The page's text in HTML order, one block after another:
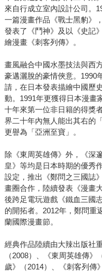
來自行成立室內設計公司。
一篇漫畫作品《戰士黑豹》
發表了《鬥神》及以《史記
繪漫畫《刺客列傳》。
畫風融合中國水墨技法與西
豪邁灑脫的豪情俠意。1990
請，在日本發表描繪中國歷
動。1991年更獲得日本漫畫
十年來第一位非日籍的得獎
界二十年內無人能出其右的
更譽為「亞洲至寶」。
除《東周英雄傳》外，《深
皇》等均是日本時期的優秀
設定，推出《鄭問之三國誌
畫圈合作，陸續發表《漫畫
後跨足電玩遊戲《鐵血三國
的開拓者。2012年，鄭問重
蘭國際漫畫節。
經典作品陸續由大辣出版社
（2008）、《東周英雄傳
歲》（2014）、《刺客列傳